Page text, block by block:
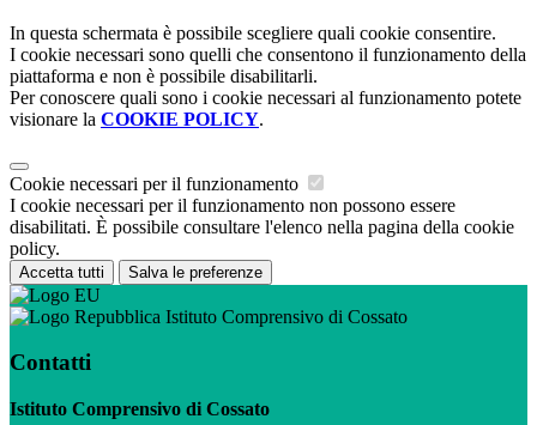
In questa schermata è possibile scegliere quali cookie consentire.
I cookie necessari sono quelli che consentono il funzionamento della
piattaforma e non è possibile disabilitarli.
Per conoscere quali sono i cookie necessari al funzionamento potete
visionare la COOKIE POLICY.
Cookie necessari per il funzionamento
I cookie necessari per il funzionamento non possono essere
disabilitati. È possibile consultare l'elenco nella pagina della cookie
policy.
Accetta tutti Salva le preferenze
Istituto Comprensivo di Cossato
Contatti
Istituto Comprensivo di Cossato